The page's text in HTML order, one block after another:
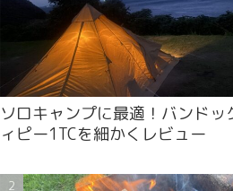
ソロキャンプに最適！バンドッ
ィピー1TCを細かくレビュー